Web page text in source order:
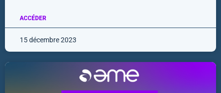
ACCÉDER
15 décembre 2023